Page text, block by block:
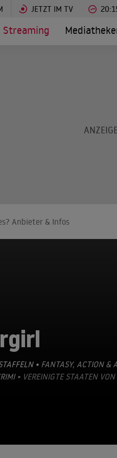
JETZT IM TV
Streaming
Anbieter & Infos
• FANTASY, ACTION &
• VEREINIGTE STAATEN